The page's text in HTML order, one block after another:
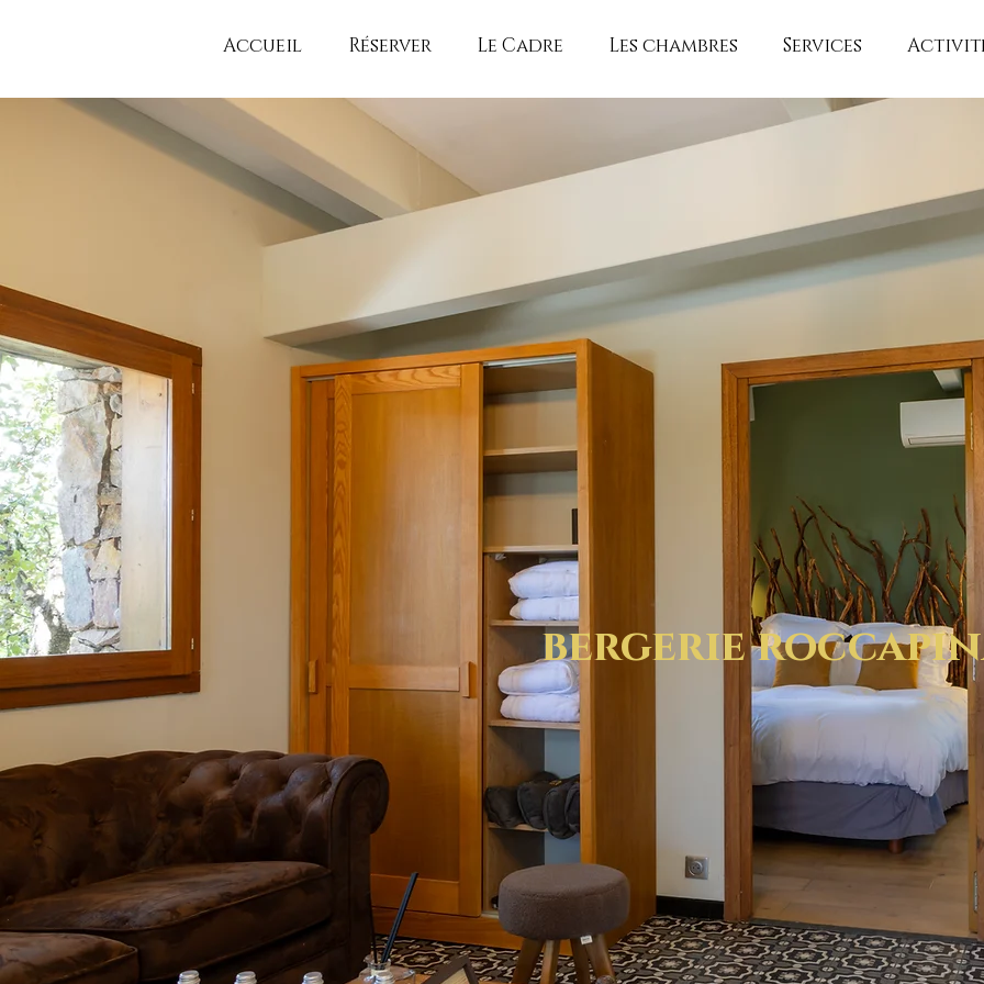
Accueil Réserver Le Cadre Les chambres Services
bergerie